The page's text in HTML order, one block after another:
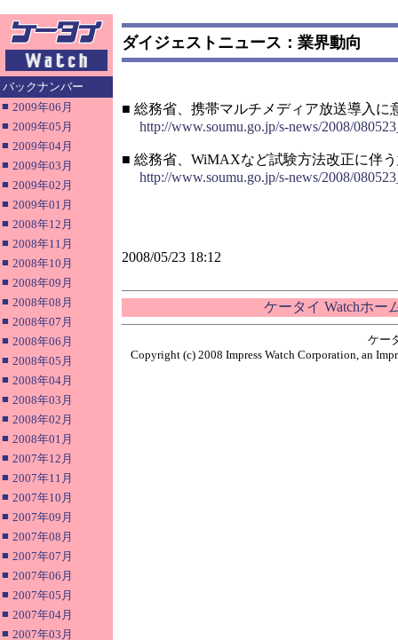
バックナンバー
■ 2009年06月
■ 2009年05月
■ 2009年04月
■ 2009年03月
■ 2009年02月
■ 2009年01月
■ 2008年12月
■ 2008年11月
■ 2008年10月
■ 2008年09月
■ 2008年08月
■ 2008年07月
■ 2008年06月
■ 2008年05月
■ 2008年04月
■ 2008年03月
■ 2008年02月
■ 2008年01月
■ 2007年12月
■ 2007年11月
■ 2007年10月
■ 2007年09月
■ 2007年08月
■ 2007年07月
■ 2007年06月
■ 2007年05月
■ 2007年04月
■ 2007年03月
ダイジェストニュース：業界動向
■ 総務省、携帯マルチメディア放送導入に
http://www.soumu.go.jp/s-news/2008/
■ 総務省、WiMAXなど試験方法改正に伴
http://www.soumu.go.jp/s-news/2008/
2008/05/23 18:12
ケータイ Watchホー
ケー
Copyright (c) 2008 Impress Watch Corporation, an